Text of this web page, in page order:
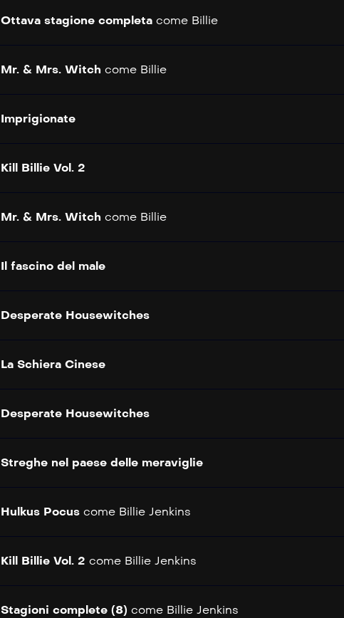
Ottava stagione completa comeBillie
Mr. & Mrs. Witch comeBillie
Imprigionate
Kill Billie Vol. 2
Mr. & Mrs. Witch comeBillie
Il fascino del male
Desperate Housewitches
La Schiera Cinese
Desperate Housewitches
Streghe nel paese delle meraviglie
Hulkus Pocus comeBillie Jenkins
Kill Billie Vol. 2 comeBillie Jenkins
Stagioni complete (8) comeBillie Jenkins